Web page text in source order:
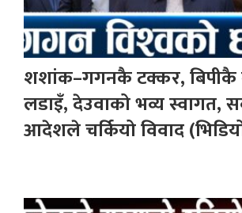
शशांक–गगनकै टक्कर, बिपीकै
लडाइँ, देउवाको भव्य स्वागत,
आदेशले चर्कियो विवाद